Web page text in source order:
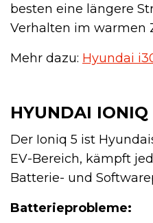
besten eine längere
Verhalten im warmen
Mehr dazu: Hyundai
HYUNDAI IONIQ
Der Ioniq 5 ist
EV-Bereich, kämpft
Batterie- und
Batterieprobleme: